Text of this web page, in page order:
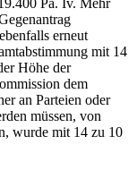
Pa. Iv. Mehr
erneut
mit 14
Höhe der
dem
an Parteien oder
müssen, von
wurde mit 14 zu 10